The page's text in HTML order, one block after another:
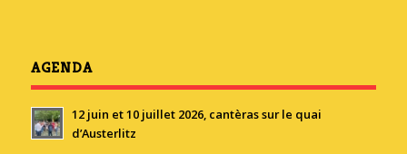
AGENDA
12 juin et 10 juillet 2026, cantèras sur le quai
d’Austerlitz